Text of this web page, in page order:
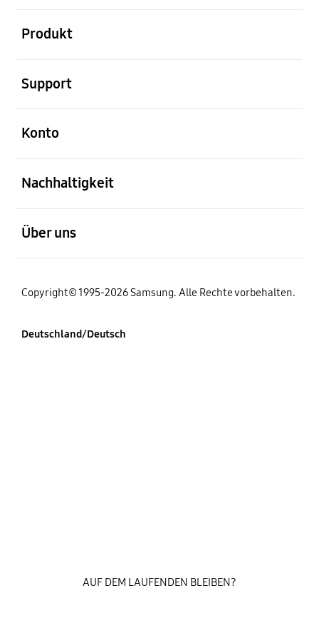
Produkt
Support
Konto
Nachhaltigkeit
Über uns
Copyright© 1995-2026 Samsung. Alle Rechte vorbehalten.
Deutschland/Deutsch
AUF DEM LAUFENDEN BLEIBEN?